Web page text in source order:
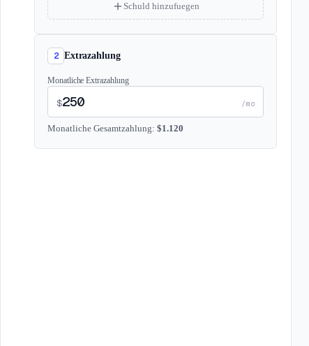
Schuld hinzufuegen
2 Extrazahlung
Monatliche Extrazahlung
$ /mo
Monatliche Gesamtzahlung: $1.120